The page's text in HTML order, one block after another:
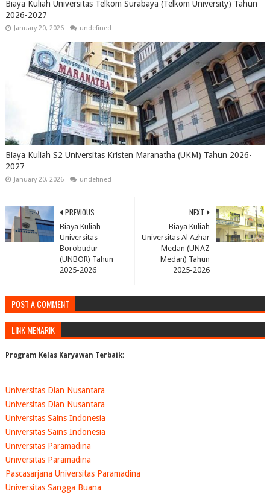
Biaya Kuliah Universitas Telkom Surabaya (Telkom University) Tahun
2026-2027
January 20, 2026 undefined
Biaya Kuliah S2 Universitas Kristen Maranatha (UKM) Tahun 2026-
2027
January 20, 2026 undefined
NEXT
Biaya Kuliah
Universitas Al Azhar
Medan (UNAZ
Medan) Tahun
2025-2026
PREVIOUS
Biaya Kuliah
Universitas
Borobudur
(UNBOR) Tahun
2025-2026
POST A COMMENT
LINK MENARIK
Program Kelas Karyawan Terbaik:
Universitas Dian Nusantara
Universitas Dian Nusantara
Universitas Sains Indonesia
Universitas Sains Indonesia
Universitas Paramadina
Universitas Paramadina
Pascasarjana Universitas Paramadina
Universitas Sangga Buana